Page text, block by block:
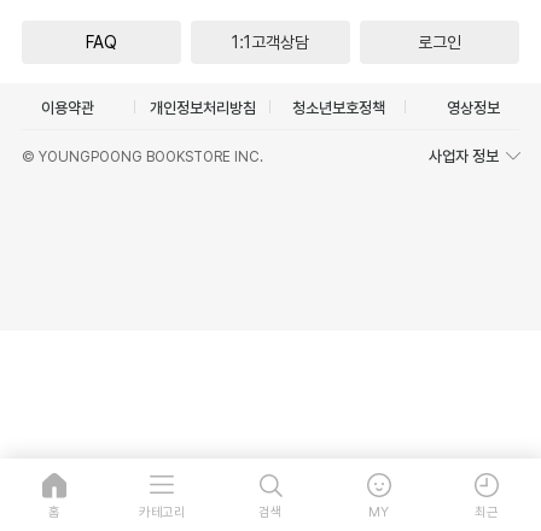
FAQ 1:1고객상담 로그인
이용약관 개인정보처리방침 청소년보호정책 영상정보
© YOUNGPOONG BOOKSTORE INC. 사업자 정보
홈 카테고리 검색 MY 최근